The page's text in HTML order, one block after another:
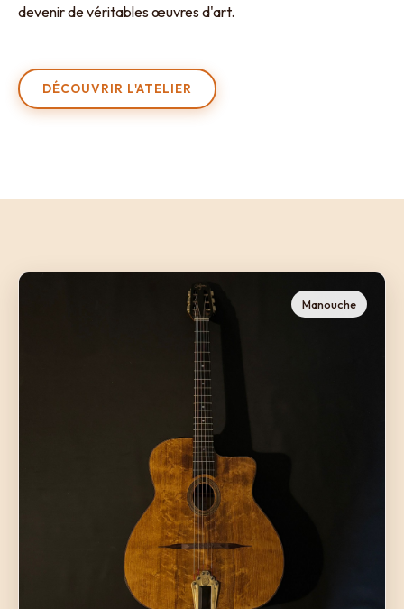
devenir de véritables œuvres d'art.
DÉCOUVRIR L'ATELIER
Manouche